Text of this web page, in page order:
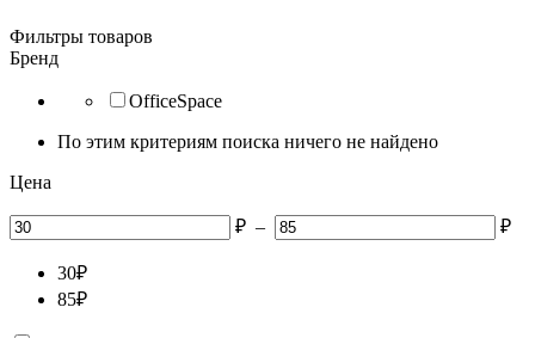
Фильтры товаров
Бренд
OfficeSpace
По этим критериям поиска ничего не найдено
Цена
₽ – ₽
30₽
85₽